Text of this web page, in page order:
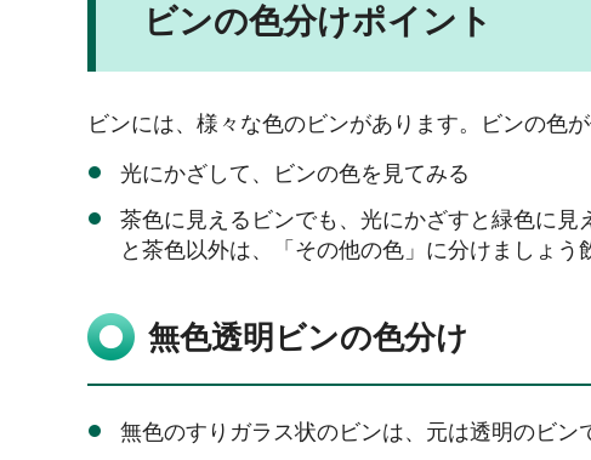
ビンの色分けポイント
ビンには、様々な色のビンがあります。ビンの色
光にかざして、ビンの色を見てみる
茶色に見えるビンでも、光にかざすと緑色に
と茶色以外は、「その他の色」に分けましょ
無色透明ビンの色分け
無色のすりガラス状のビンは、元は透明のビン